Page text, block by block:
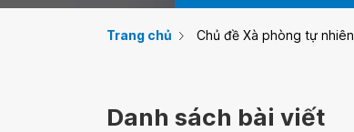
Trang chủ Chủ đề Xà phòng tự nhiên
Danh sách bài viết